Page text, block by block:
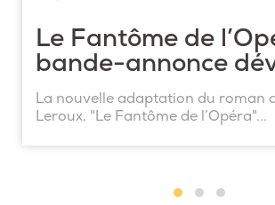
Le Fantôme de
bande-annonce
La nouvelle adaptation du roman
Leroux, "Le Fantôme de l’Opéra"...